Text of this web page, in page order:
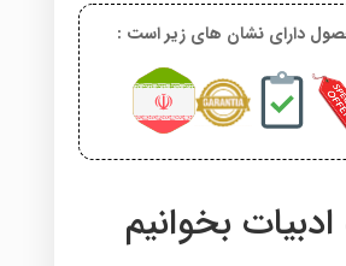
دارای نشان های زیر است :
بخوانیم